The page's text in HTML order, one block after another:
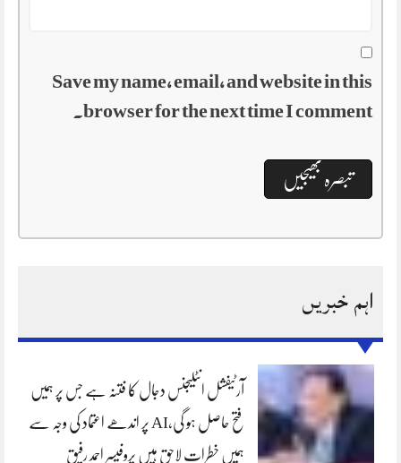
Save my name, email, and website in this
browser for the next time I comment.
اہم خبریں
آرٹیفشل انٹلیجنس دجال کا فتنہ ہے جس پر ہمیں
فتح حاصل ہو گی،AI پر اندھے اعتماد کی وجہ سے
ہمیں خطرات لاحق ہیں پروفیسر احمد رفیق